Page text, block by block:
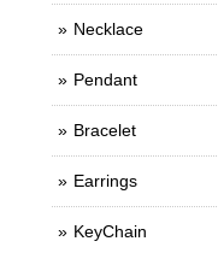
Necklace
Pendant
Bracelet
Earrings
KeyChain